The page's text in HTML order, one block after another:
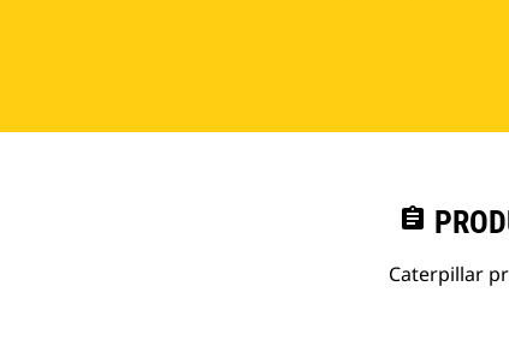
assignment
Caterpillar